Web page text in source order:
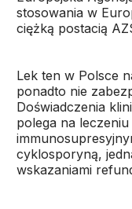
stosowania w
ciężką postacią
Lek ten w Polsce
ponadto nie
Doświadczenia
polega na
cyklosporyną,
wskazaniami